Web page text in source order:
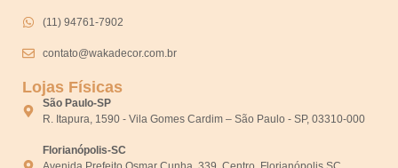
(11) 94761-7902
contato@wakadecor.com.br
Lojas Físicas
São Paulo-SP
R. Itapura, 1590 - Vila Gomes Cardim – São Paulo - SP, 03310-000
Florianópolis-SC